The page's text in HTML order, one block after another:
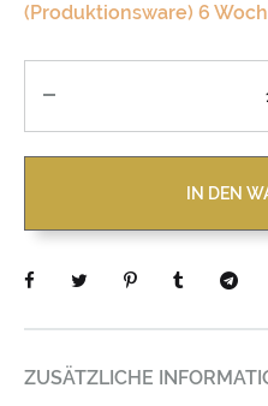
(Produktionsware) 6
IN DEN
ZUSÄTZLICHE